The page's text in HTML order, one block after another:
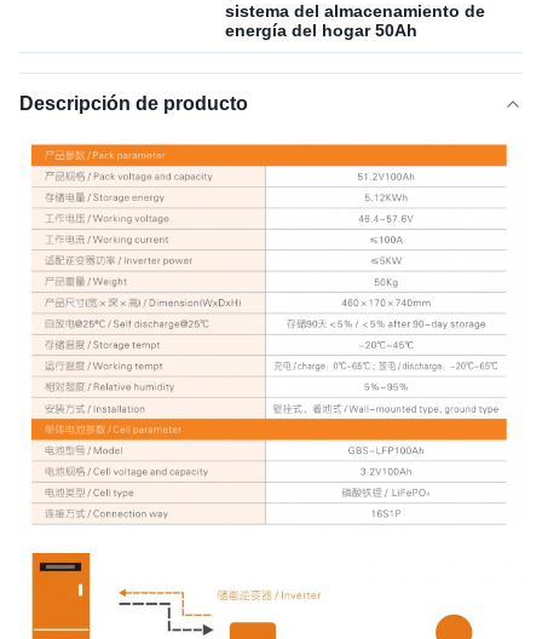
sistema del almacenamiento de
energía del hogar 50Ah
Descripción de producto